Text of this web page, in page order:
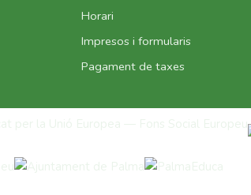
Horari
Impresos i formularis
Pagament de taxes